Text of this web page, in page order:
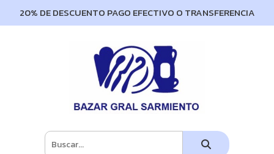
20% DE DESCUENTO PAGO EFECTIVO O TRANSFERENCIA